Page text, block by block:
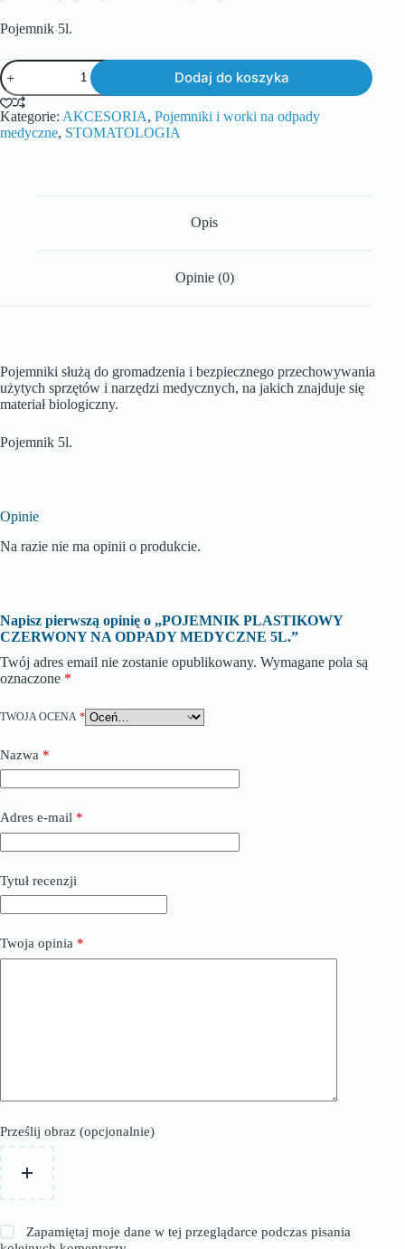
Pojemnik 5l.
Dodaj do koszyka
Kategorie: AKCESORIA, Pojemniki i worki na odpady
medyczne, STOMATOLOGIA
Opis
Opinie (0)
Pojemniki służą do gromadzenia i bezpiecznego przechowywania
użytych sprzętów i narzędzi medycznych, na jakich znajduje się
materiał biologiczny.
Pojemnik 5l.
Opinie
Na razie nie ma opinii o produkcie.
Napisz pierwszą opinię o „POJEMNIK PLASTIKOWY
CZERWONY NA ODPADY MEDYCZNE 5L.”
Twój adres email nie zostanie opublikowany. Wymagane pola są
oznaczone *
TWOJA OCENA *
Nazwa *
Adres e-mail *
Tytuł recenzji
Twoja opinia *
Prześlij obraz (opcjonalnie)
Zapamiętaj moje dane w tej przeglądarce podczas pisania